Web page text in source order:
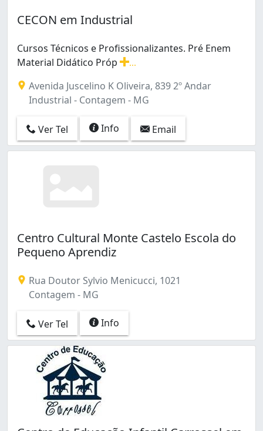
CECON em Industrial
Cursos Técnicos e Profissionalizantes. Pré Enem
Material Didático Próp
Avenida Juscelino K Oliveira, 839 2º Andar
Industrial - Contagem - MG
Ver Tel Info Email
Centro Cultural Monte Castelo Escola do
Pequeno Aprendiz
Rua Doutor Sylvio Menicucci, 1021
Contagem - MG
Ver Tel Info